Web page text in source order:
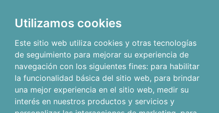
Utilizamos cookies
Este sitio web utiliza cookies y otras tecnologías
de seguimiento para mejorar su experiencia de
navegación con los siguientes fines: para habilitar
la funcionalidad básica del sitio web, para brindar
una mejor experiencia en el sitio web, medir su
interés en nuestros productos y servicios y